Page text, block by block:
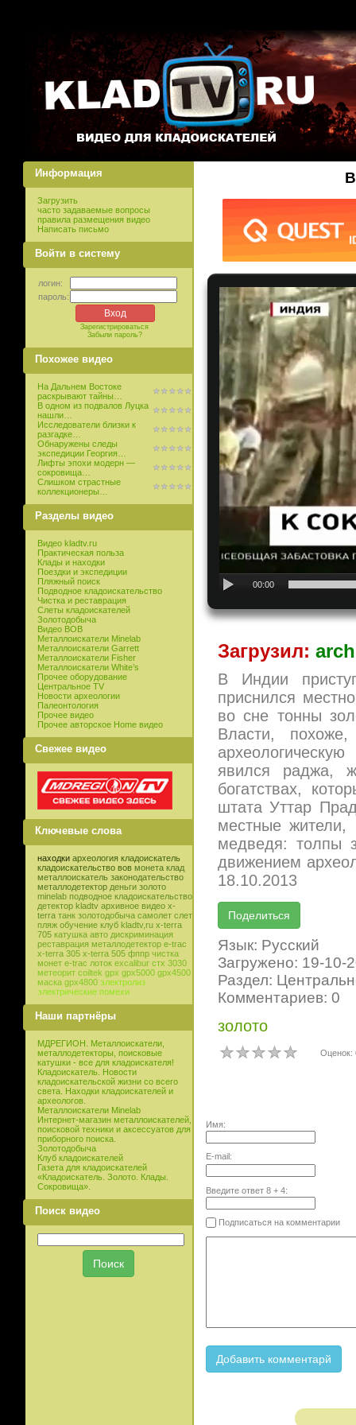
Информация
Загрузить
часто задаваемые вопросы
правила размещения видео
Написать письмо
Войти в систему
логин:
пароль:
Зарегистрироваться
Забыли пароль?
Похожее видео
На Дальнем Востоке
раскрывают тайны…
В одном из подвалов Луцка
нашли…
Исследователи близки к
разгадке…
Обнаружены следы
экспедиции Георгия…
Лифты эпохи модерн —
сокровища…
Слишком страстные
коллекционеры…
Разделы видео
Видео kladtv.ru
Практическая польза
Клады и находки
Поездки и экспедиции
Пляжный поиск
Подводное кладоискательство
Чистка и реставрация
Слеты кладоискателей
Золотодобыча
Видео ВОВ
Металлоискатели Minelab
Металлоискатели Garrett
Металлоискатели Fisher
Металлоискатели White’s
Прочее оборудование
Центральное TV
Новости археологии
Палеонтология
Прочее видео
Прочее авторское Home видео
Свежее видео
Ключевые слова
находки археология кладоискатель
кладоискательство вов монета клад
металлоискатель законодательство
металлодетектор деньги золото
minelab подводное кладоискательство
детектор kladtv архивное видео x-
terra танк золотодобыча самолет слет
пляж обучение клуб kladtv,ru x-terra
705 катушка авто дискриминация
реставрация металлодетектор e-trac
x-terra 305 x-terra 505 фппр чистка
монет e-trac лоток excalibur стх 3030
метеорит coiltek gpx gpx5000 gpx4500
маска gpx4800 электролиз
электрические помехи
Наши партнёры
МДРЕГИОН. Металлоискатели,
металлодетекторы, поисковые
катушки - все для кладоискателя!
Кладоискатель. Новости
кладоискательской жизни со всего
света. Находки кладоискателей и
археологов.
Металлоискатели Minelab
Интернет-магазин металлоискателей,
поисковой техники и аксессуатов для
приборного поиска.
Золотодобыча
Клуб кладоискателей
Газета для кладоискателей
«Кладоискатель. Золото. Клады.
Сокровища».
Поиск видео
00:00
Загрузил:
В Индии
приснился
во сне тонны
Власти,
явился раджа,
богатствах,
штата Уттар
местные жители,
медведя: толпы
движением
18.10.2013
Язык: Русский
Загружено: 19-10-
Раздел:
Комментариев: 0
золото
Оценок:
Имя:
E-mail:
Введите ответ 8+ 4:
Подписаться на комментарии